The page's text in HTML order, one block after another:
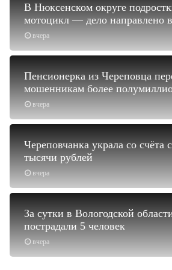
вчера
В Нюксенском округе
мотоцикл — дело направлено
вчера
Пенсионерка из Череповца
мошенникам более
вчера
Череповчанка украла со счёта
тысячи рублей
вчера
За сутки в Вологодской
пострадали 5 человек